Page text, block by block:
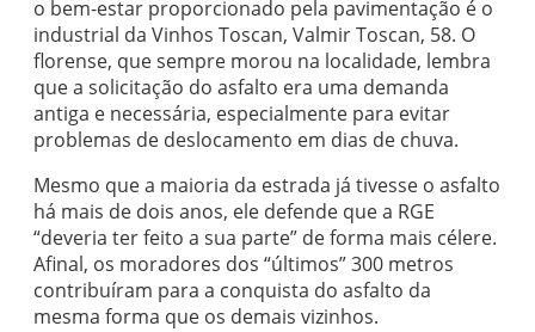
o bem-estar proporcionado pela pavimentação é o
industrial da Vinhos Toscan, Valmir Toscan, 58. O
florense, que sempre morou na localidade, lembra
que a solicitação do asfalto era uma demanda
antiga e necessária, especialmente para evitar
problemas de deslocamento em dias de chuva.
Mesmo que a maioria da estrada já tivesse o asfalto
há mais de dois anos, ele defende que a RGE
“deveria ter feito a sua parte” de forma mais célere.
Afinal, os moradores dos “últimos” 300 metros
contribuíram para a conquista do asfalto da
mesma forma que os demais vizinhos.